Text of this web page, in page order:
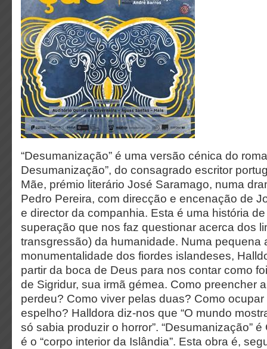
“Desumanização” é uma versão cénica do
Desumanização”, do consagrado escritor
Mãe, prémio literário José Saramago, numa
Pedro Pereira, com direcção e encenação de
e director da companhia. Esta é uma história
superação que nos faz questionar acerca dos
transgressão) da humanidade. Numa pequena
monumentalidade dos fiordes islandeses,
partir da boca de Deus para nos contar como
de Sigridur, sua irmã gémea. Como preencher
perdeu? Como viver pelas duas? Como
espelho? Halldora diz-nos que “O mundo
só sabia produzir o horror”. “Desumanização”
é o “corpo interior da Islândia”. Esta obra é,